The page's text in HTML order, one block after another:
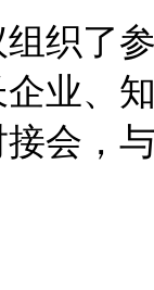
了参
业、
会，